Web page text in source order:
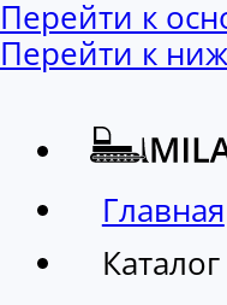
Перейти к
Перейти к
Главная